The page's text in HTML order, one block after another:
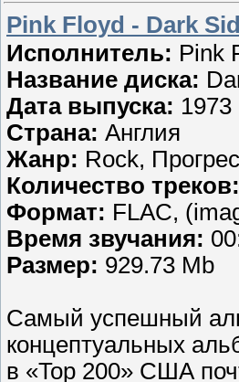
Pink Floyd - Dark
Исполнитель: Pink
Название диска:
Дата выпуска: 1973
Страна: Англия
Жанр: Rock,
Количество треков:
Формат: FLAC,
Время звучания:
Размер: 929.73 Mb
Самый успешный
концептуальных
в «Top 200» США